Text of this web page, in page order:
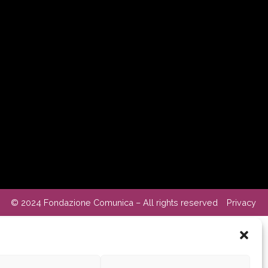
© 2024 Fondazione Comunica – All rights reserved Privacy